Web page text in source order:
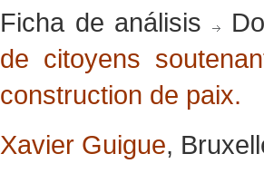
Ficha de análisis
de citoyens
construction de paix.
Xavier Guigue,